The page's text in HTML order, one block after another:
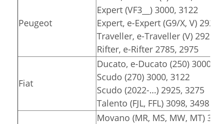
Peugeot
Expert (VF3__) 3000, 3122
Expert, e-Expert (G9/X, V)
Traveller, e-Traveller (V)
Rifter, e-Rifter 2785, 2975
Fiat
Ducato, e-Ducato (250) 3000,
Scudo (270) 3000, 3122
Scudo (2022-…) 2925, 3275
Talento (FJL, FFL) 3098, 3498
Movano (MR, MS, MW, MT)